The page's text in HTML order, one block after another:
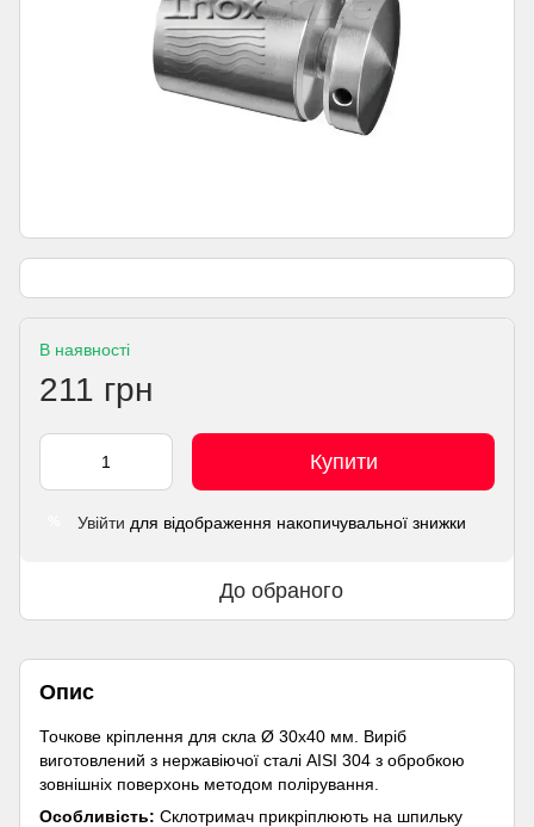
В наявності
211 грн
Купити
Увійти для відображення накопичувальної знижки
До обраного
Опис
Точкове кріплення для скла Ø 30х40 мм. Виріб
виготовлений з нержавіючої сталі AISI 304 з обробкою
зовнішніх поверхонь методом полірування.
Особливість: Склотримач прикріплюють на шпильку